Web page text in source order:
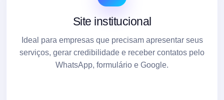
Site institucional
Ideal para empresas que precisam apresentar seus
serviços, gerar credibilidade e receber contatos pelo
WhatsApp, formulário e Google.